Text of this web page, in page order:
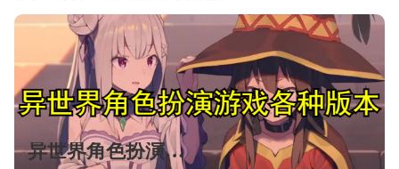
异世界角色扮演游戏